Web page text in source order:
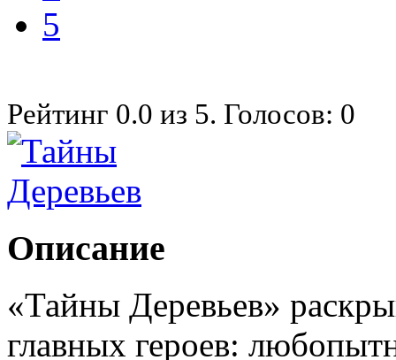
5
Рейтинг 0.0 из 5. Голосов: 0
Описание
«Тайны Деревьев»
главных героев: